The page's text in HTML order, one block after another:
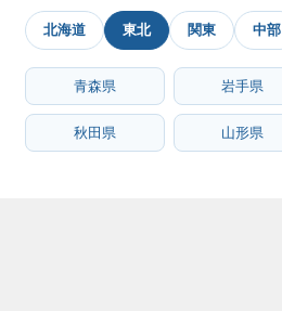
北海道 東北 関東 中部
青森県 岩手県
秋田県 山形県